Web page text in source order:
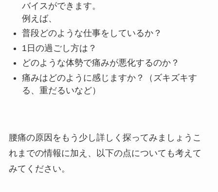
バイスができます。
例えば、
普段どのような仕事をしているか？
1日の過ごし方は？
どのような体勢で痛みが悪化するのか？
痛みはどのように感じますか？（ズキズキす
る、重だるいなど）
腰痛の原因をもう少し詳しく探ってみましょうこ
れまでの情報に加え、以下の点についても考えて
みてください。